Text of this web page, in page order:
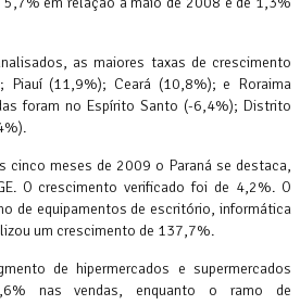
as maiores taxas de crescimento
Piauí (11,9%); Ceará (10,8%); e Roraima
foram no Espírito Santo (-6,4%); Distrito
cinco meses de 2009 o Paraná se destaca,
O crescimento verificado foi de 4,2%. O
de equipamentos de escritório, informática
um crescimento de 137,7%.
de hipermercados e supermercados
nas vendas, enquanto o ramo de